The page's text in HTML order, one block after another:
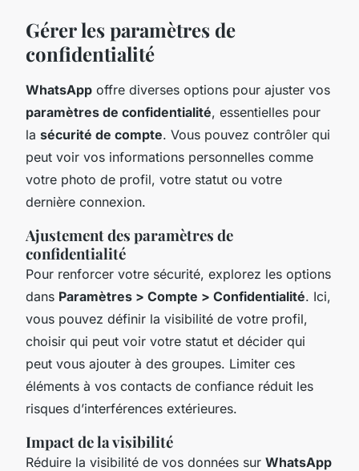
Gérer les paramètres de
confidentialité
WhatsApp offre diverses options pour ajuster vos
paramètres de confidentialité, essentielles pour
la sécurité de compte. Vous pouvez contrôler qui
peut voir vos informations personnelles comme
votre photo de profil, votre statut ou votre
dernière connexion.
Ajustement des paramètres de
confidentialité
Pour renforcer votre sécurité, explorez les options
dans Paramètres > Compte > Confidentialité. Ici,
vous pouvez définir la visibilité de votre profil,
choisir qui peut voir votre statut et décider qui
peut vous ajouter à des groupes. Limiter ces
éléments à vos contacts de confiance réduit les
risques d’interférences extérieures.
Impact de la visibilité
Réduire la visibilité de vos données sur WhatsApp